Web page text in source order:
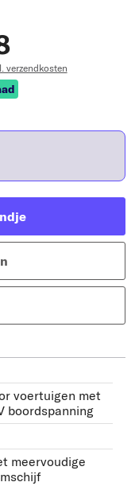
verzendkosten
voertuigen met
boordspanning
meervoudige